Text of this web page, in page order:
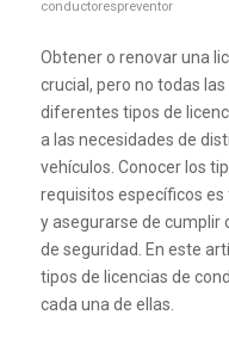
conductorespreventor
Obtener o renovar una
crucial, pero no todas
diferentes tipos de
a las necesidades de
vehículos. Conocer los
requisitos específicos
y asegurarse de cumplir
de seguridad. En este
tipos de licencias de
cada una de ellas.